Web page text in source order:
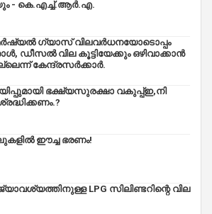
- കെ.എച്ച്.ആർ.എ.
ഗ്യാസ് വിലവർധനയോടൊപ്പം
ഡീസല്‍ വില കൂട്ടിയേക്കും ഒഴിവാക്കാന്‍
കേന്ദ്രസര്‍ക്കാര്‍.
ഭക്ഷ്യസുരക്ഷാ വകുപ്പ്ഇ,നി
ഈച്ച ഭരണം!
LPG സിലിണ്ടറിന്റെ വില